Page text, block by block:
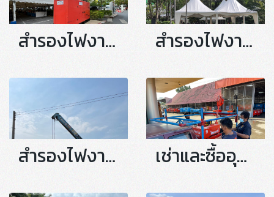
สำรองไฟงาน ธงฟ้า เซ็นทรัลรัตนาธิเบศร์ สำรองไฟงานแต่งนอกสถานที่ หมู่บ้านนิชดาธานี
สำรองไฟงานบวงสรวงภาพยนต์ Ocean Eye เช่าและซื้ออุปกรณ์สำหรับก่อสร้าง